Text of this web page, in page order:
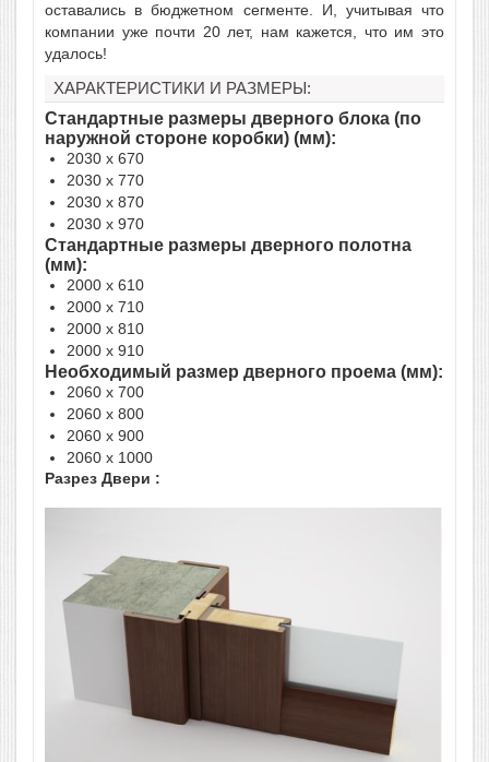
оставались в бюджетном сегменте. И, учитывая что
компании уже почти 20 лет, нам кажется, что им это
удалось!
ХАРАКТЕРИСТИКИ И РАЗМЕРЫ:
Стандартные размеры дверного блока (по
наружной стороне коробки) (мм):
2030 x 670
2030 x 770
2030 x 870
2030 x 970
Стандартные размеры дверного полотна
(мм):
2000 x 610
2000 x 710
2000 x 810
2000 x 910
Необходимый размер дверного проема (мм):
2060 x 700
2060 x 800
2060 x 900
2060 x 1000
Разрез Двери :